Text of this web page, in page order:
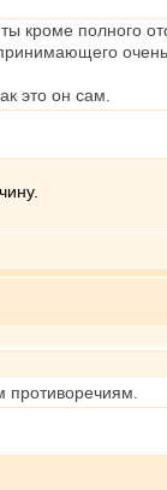
кроме полного
это он сам.
противоречиям.